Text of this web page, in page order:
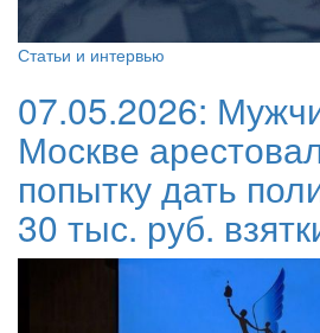
Статьи и интервью
07.05.2026:
Москве
попытку дать
30 тыс. руб.